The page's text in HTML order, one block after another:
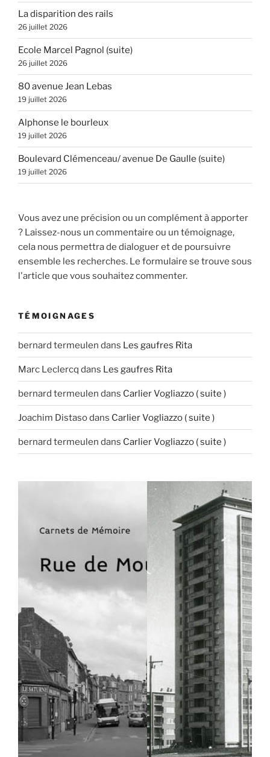
La disparition des rails
26 juillet 2026
Ecole Marcel Pagnol (suite)
26 juillet 2026
80 avenue Jean Lebas
19 juillet 2026
Alphonse le bourleux
19 juillet 2026
Boulevard Clémenceau/ avenue De Gaulle (suite)
19 juillet 2026
Vous avez une précision ou un complément à apporter
? Laissez-nous un commentaire ou un témoignage,
cela nous permettra de dialoguer et de poursuivre
ensemble les recherches. Le formulaire se trouve sous
l'article que vous souhaitez commenter.
TÉMOIGNAGES
bernard termeulen dans Les gaufres Rita
Marc Leclercq dans Les gaufres Rita
bernard termeulen dans Carlier Vogliazzo ( suite )
Joachim Distasodans Carlier Vogliazzo ( suite )
bernard termeulen dans Carlier Vogliazzo ( suite )